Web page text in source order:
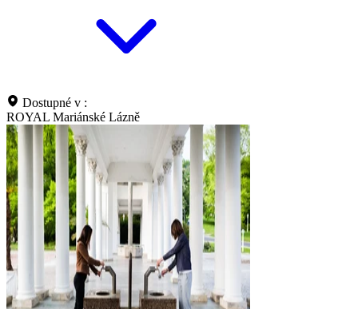
Dostupné v :
ROYAL Mariánské Lázně